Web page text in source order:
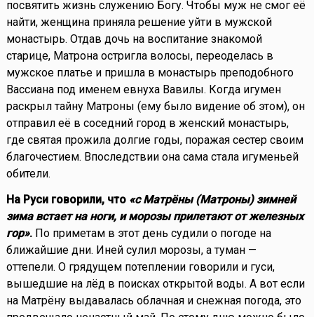
посвятить жизнь служению Богу. Чтобы муж не смог её
найти, женщина приняла решение уйти в мужской
монастырь. Отдав дочь на воспитание знакомой
старице, Матрона остригла волосы, переоделась в
мужское платье и пришла в монастырь преподобного
Вассиана под именем евнуха Вавилы. Когда игумен
раскрыл тайну Матроны (ему было видение об этом), он
отправил её в соседний город в женский монастырь,
где святая прожила долгие годы, поражая сестер своим
благочестием. Впоследствии она сама стала игуменьей
обители.
На Руси говорили, что «с Матрёны (Матроны) зимней
зима встает на ноги, и морозы прилетают от железных
гор».По приметам в этот день судили о погоде на
ближайшие дни. Иней сулил морозы, а туман —
оттепели. О грядущем потеплении говорили и гуси,
вышедшие на лёд в поисках открытой воды. А вот если
на Матрёну выдавалась облачная и снежная погода, это